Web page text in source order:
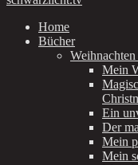
Home
Bücher
Mein
Ein
Der
Mein
Mein